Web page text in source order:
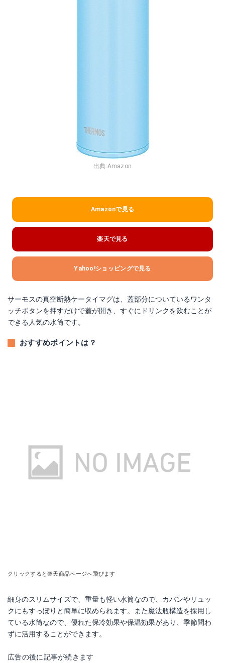
出典:Amazon
Amazonで見る
楽天で見る
Yahoo!ショッピングで見る
サーモスの真空断熱ケータイマグは、蓋部分についているワンタ
ッチボタンを押すだけで蓋が開き、すぐにドリンクを飲むことが
できる人気の水筒です。
おすすめポイントは？
クリックすると楽天商品ページへ飛びます
細身のスリムサイズで、重量も軽い水筒なので、カバンやリュッ
クにもすっぽりと簡単に収められます。また魔法瓶構造を採用し
ている水筒なので、優れた保冷効果や保温効果があり、季節問わ
ずに活用することができます。
広告の後に記事が続きます